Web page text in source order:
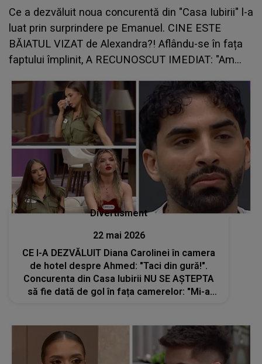
Ce a dezvăluit noua concurentă din "Casa Iubirii" l-a
luat prin surprindere pe Emanuel. CINE ESTE
BĂIATUL VIZAT de Alexandra?! Aflându-se în fața
faptului împlinit, A RECUNOSCUT IMEDIAT: "Am
Divertisment
22 mai 2026
CE I-A DEZVĂLUIT Diana Carolinei în camera
de hotel despre Ahmed: "Taci din gură!".
Concurenta din Casa Iubirii NU SE AȘTEPTA
să fie dată de gol în fața camerelor: "Mi-a